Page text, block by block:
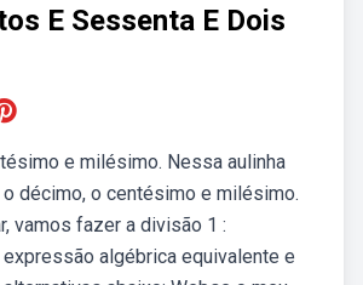
E Sessenta E Dois
e milésimo. Nessa aulinha
décimo, o centésimo e milésimo.
vamos fazer a divisão 1 :
algébrica equivalente e